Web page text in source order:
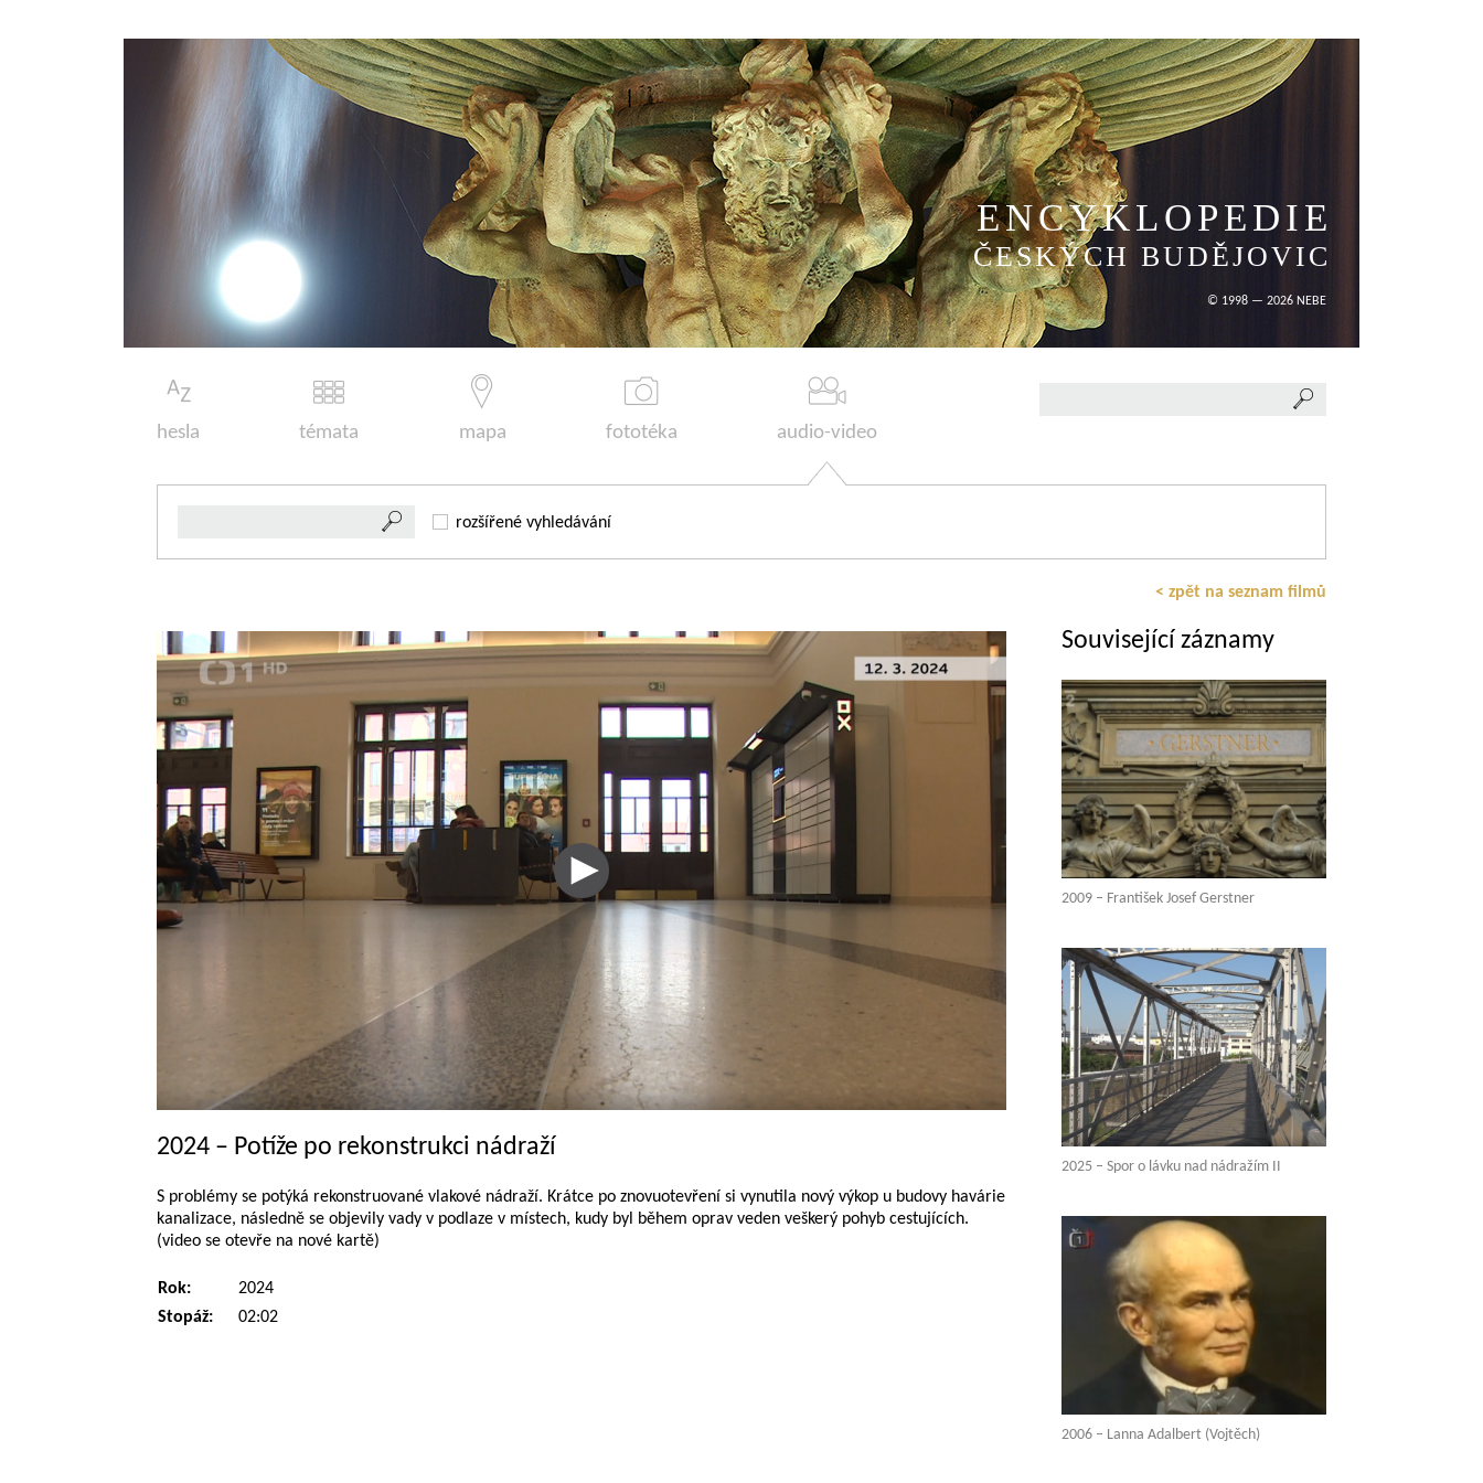
ENCYKLOPEDIE
ČESKÝCH BUDĚJOVIC
© 1998 — 2026 NEBE
hesla témata mapa fototéka audio-video
rozšířené vyhledávání
< zpět na seznam filmů
2024 – Potíže po rekonstrukci nádraží
S problémy se potýká rekonstruované vlakové nádraží. Krátce po znovuotevření si vynutila nový výkop u budovy havárie
kanalizace, následně se objevily vady v podlaze v místech, kudy byl během oprav veden veškerý pohyb cestujících.
(video se otevře na nové kartě)
Rok:
2024
Stopáž:
02:02
Související záznamy
2009 – František Josef Gerstner
2025 – Spor o lávku nad nádražím II
2006 – Lanna Adalbert (Vojtěch)